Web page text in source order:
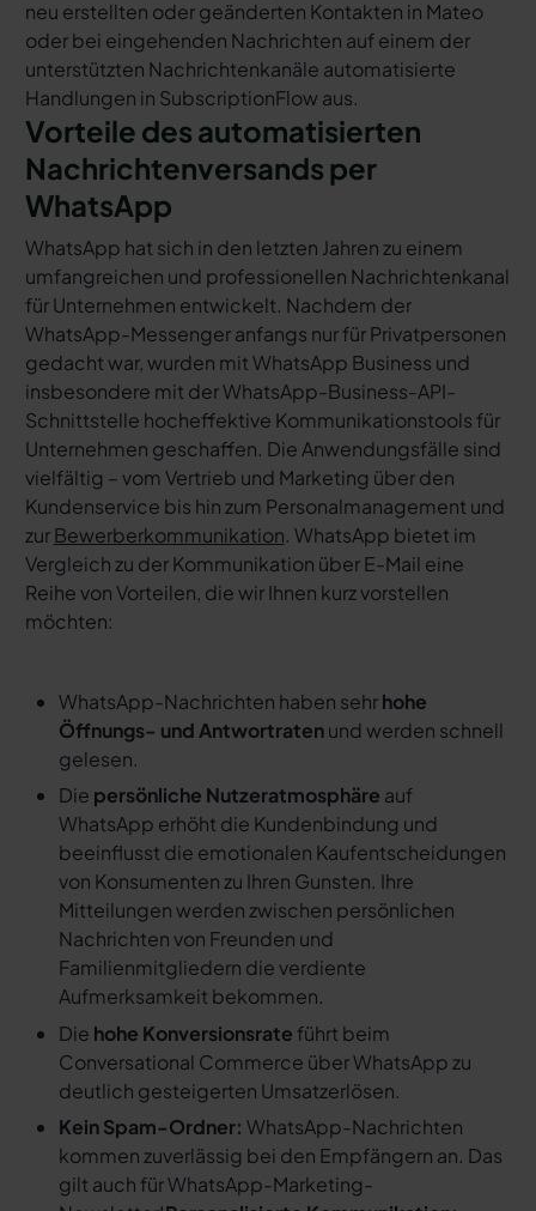
neu erstellten oder geänderten Kontakten in Mateo
oder bei eingehenden Nachrichten auf einem der
unterstützten Nachrichtenkanäle automatisierte
Handlungen in SubscriptionFlow aus.
Vorteile des automatisierten
Nachrichtenversands per
WhatsApp
WhatsApp hat sich in den letzten Jahren zu einem
umfangreichen und professionellen Nachrichtenkanal
für Unternehmen entwickelt. Nachdem der
WhatsApp-Messenger anfangs nur für Privatpersonen
gedacht war, wurden mit WhatsApp Business und
insbesondere mit der WhatsApp-Business-API-
Schnittstelle hocheffektive Kommunikationstools für
Unternehmen geschaffen. Die Anwendungsfälle sind
vielfältig – vom Vertrieb und Marketing über den
Kundenservice bis hin zum Personalmanagement und
zurBewerberkommunikation. WhatsApp bietet im
Vergleich zu der Kommunikation über E-Mail eine
Reihe von Vorteilen, die wir Ihnen kurz vorstellen
möchten:
WhatsApp-Nachrichten haben sehrhohe
Öffnungs- und Antwortratenund werden schnell
gelesen.
Die persönliche Nutzeratmosphäre auf
WhatsApp erhöht die Kundenbindung und
beeinflusst die emotionalen Kaufentscheidungen
von Konsumenten zu Ihren Gunsten. Ihre
Mitteilungen werden zwischen persönlichen
Nachrichten von Freunden und
Familienmitgliedern die verdiente
Aufmerksamkeit bekommen.
Die hohe Konversionsrate führt beim
Conversational Commerce über WhatsApp zu
deutlich gesteigerten Umsatzerlösen.
Kein Spam-Ordner: WhatsApp-Nachrichten
kommen zuverlässig bei den Empfängern an. Das
gilt auch für WhatsApp-Marketing-